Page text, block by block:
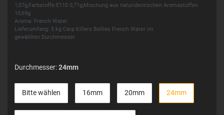
1,07g,Farbstoffe:E110 0,71g,Mischung aus naturidentischen Aromastoffen
10,69g
Aroma: French Water
Lieferumfang: 5 kg Carp Killers Boilies French Water im
gewählten Durchmesser
Durchmesser:24mm
Bitte wählen 16mm 20mm 24mm